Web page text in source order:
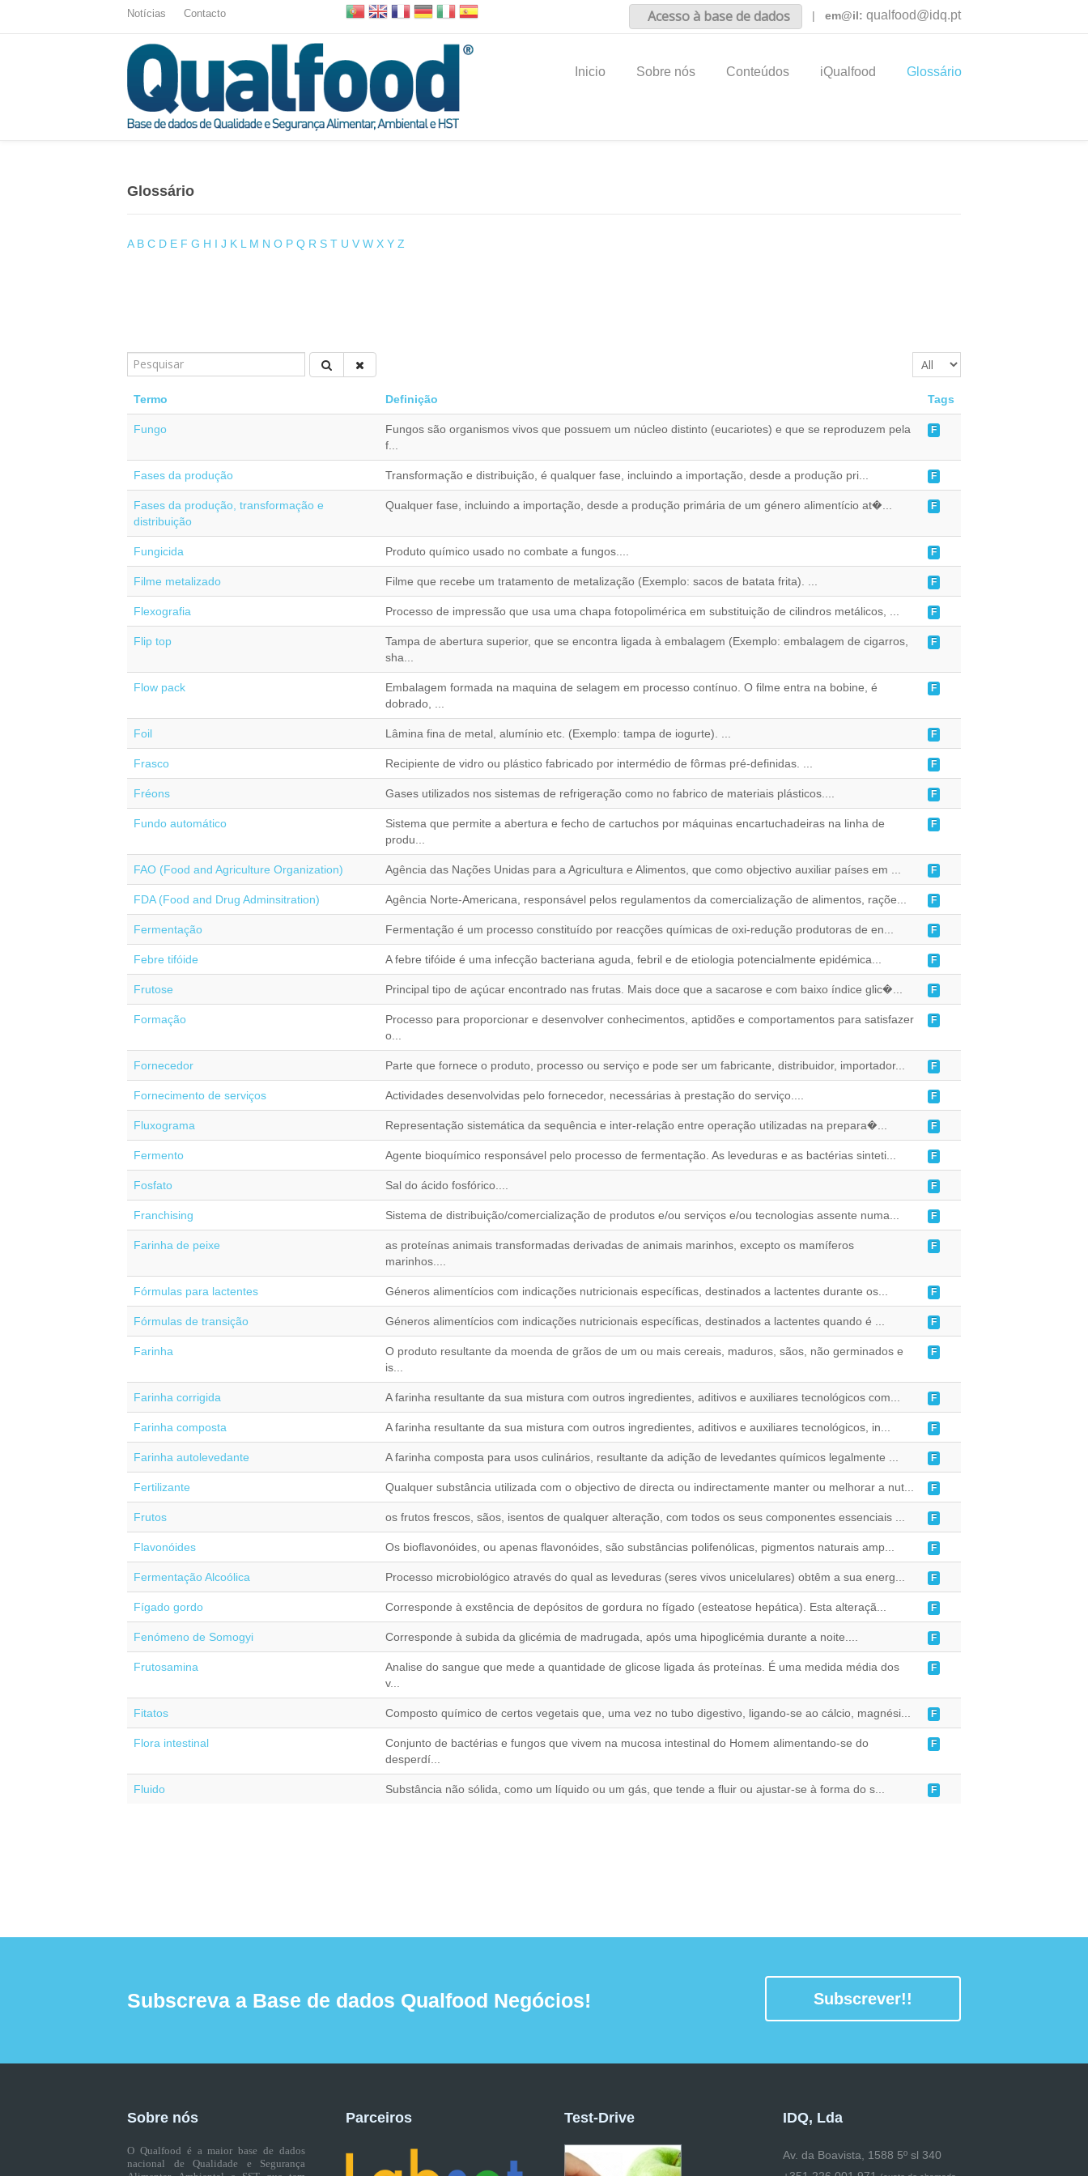
Notícias Contacto Acesso à base de dados | em@il: qualfood@idq.pt
Inicio Sobre nós Conteúdos iQualfood Glossário
Glossário
A B C D E F G H I J K L M N O P Q R S T U V W X Y Z
Termo Definição Tags
Fungo
Fungos são organismos vivos que possuem um núcleo distinto (eucariotes) e que se reproduzem pela
f...
F
Fases da produção Transformação e distribuição, é qualquer fase, incluindo a importação, desde a produção pri... F
Fases da produção, transformação e
distribuição
Qualquer fase, incluindo a importação, desde a produção primária de um género alimentício at�... F
Fungicida Produto químico usado no combate a fungos.... F
Filme metalizado Filme que recebe um tratamento de metalização (Exemplo: sacos de batata frita). ... F
Flexografia Processo de impressão que usa uma chapa fotopolimérica em substituição de cilindros metálicos, ... F
Flip top
Tampa de abertura superior, que se encontra ligada à embalagem (Exemplo: embalagem de cigarros,
sha...
F
Flow pack
Embalagem formada na maquina de selagem em processo contínuo. O filme entra na bobine, é
dobrado, ...
F
Foil Lâmina fina de metal, alumínio etc. (Exemplo: tampa de iogurte). ... F
Frasco Recipiente de vidro ou plástico fabricado por intermédio de fôrmas pré-definidas. ... F
Fréons Gases utilizados nos sistemas de refrigeração como no fabrico de materiais plásticos.... F
Fundo automático
Sistema que permite a abertura e fecho de cartuchos por máquinas encartuchadeiras na linha de
produ...
F
FAO (Food and Agriculture Organization) Agência das Nações Unidas para a Agricultura e Alimentos, que como objectivo auxiliar países em ... F
FDA (Food and Drug Adminsitration) Agência Norte-Americana, responsável pelos regulamentos da comercialização de alimentos, raçõe... F
Fermentação Fermentação é um processo constituído por reacções químicas de oxi-redução produtoras de en... F
Febre tifóide A febre tifóide é uma infecção bacteriana aguda, febril e de etiologia potencialmente epidémica... F
Frutose Principal tipo de açúcar encontrado nas frutas. Mais doce que a sacarose e com baixo índice glic�... F
Formação
Processo para proporcionar e desenvolver conhecimentos, aptidões e comportamentos para satisfazer
o...
F
Fornecedor Parte que fornece o produto, processo ou serviço e pode ser um fabricante, distribuidor, importador... F
Fornecimento de serviços Actividades desenvolvidas pelo fornecedor, necessárias à prestação do serviço.... F
Fluxograma Representação sistemática da sequência e inter-relação entre operação utilizadas na prepara�... F
Fermento Agente bioquímico responsável pelo processo de fermentação. As leveduras e as bactérias sinteti... F
Fosfato Sal do ácido fosfórico.... F
Franchising Sistema de distribuição/comercialização de produtos e/ou serviços e/ou tecnologias assente numa... F
Farinha de peixe
as proteínas animais transformadas derivadas de animais marinhos, excepto os mamíferos
marinhos....
F
Fórmulas para lactentes Géneros alimentícios com indicações nutricionais específicas, destinados a lactentes durante os... F
Fórmulas de transição Géneros alimentícios com indicações nutricionais específicas, destinados a lactentes quando é ... F
Farinha
O produto resultante da moenda de grãos de um ou mais cereais, maduros, sãos, não germinados e
is...
F
Farinha corrigida A farinha resultante da sua mistura com outros ingredientes, aditivos e auxiliares tecnológicos com... F
Farinha composta A farinha resultante da sua mistura com outros ingredientes, aditivos e auxiliares tecnológicos, in... F
Farinha autolevedante A farinha composta para usos culinários, resultante da adição de levedantes químicos legalmente ... F
Fertilizante Qualquer substância utilizada com o objectivo de directa ou indirectamente manter ou melhorar a nut... F
Frutos os frutos frescos, sãos, isentos de qualquer alteração, com todos os seus componentes essenciais ... F
Flavonóides Os bioflavonóides, ou apenas flavonóides, são substâncias polifenólicas, pigmentos naturais amp... F
Fermentação Alcoólica Processo microbiológico através do qual as leveduras (seres vivos unicelulares) obtêm a sua energ... F
Fígado gordo Corresponde à exstência de depósitos de gordura no fígado (esteatose hepática). Esta alteraçã... F
Fenómeno de Somogyi Corresponde à subida da glicémia de madrugada, após uma hipoglicémia durante a noite.... F
Frutosamina
Analise do sangue que mede a quantidade de glicose ligada ás proteínas. É uma medida média dos
v...
F
Fitatos Composto químico de certos vegetais que, uma vez no tubo digestivo, ligando-se ao cálcio, magnési... F
Flora intestinal
Conjunto de bactérias e fungos que vivem na mucosa intestinal do Homem alimentando-se do
desperdí...
F
Fluido Substância não sólida, como um líquido ou um gás, que tende a fluir ou ajustar-se à forma do s... F
Subscreva a Base de dados Qualfood Negócios! Subscrever!!
Sobre nós
O Qualfood é a maior base de dados
nacional de Qualidade e Segurança
Parceiros Test-Drive IDQ, Lda
Av. da Boavista, 1588 5º sl 340